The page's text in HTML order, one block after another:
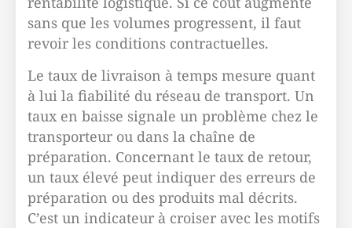
sans que les volumes progressent, il faut
revoir les conditions contractuelles.
Le taux de livraison à temps mesure quant
à lui la fiabilité du réseau de transport. Un
taux en baisse signale un problème chez le
transporteur ou dans la chaîne de
préparation. Concernant le taux de retour,
un taux élevé peut indiquer des erreurs de
préparation ou des produits mal décrits.
C’est un indicateur à croiser avec les motifs